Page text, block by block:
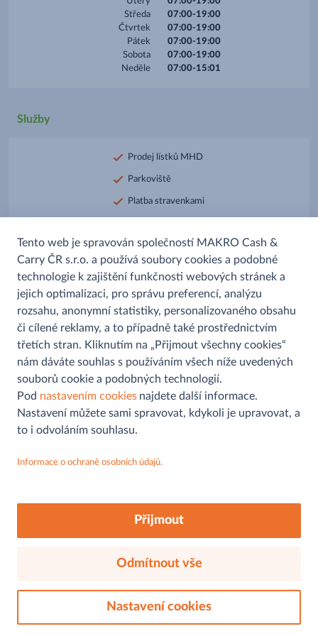
Středa
Čtvrtek
Pátek
Sobota
Neděle
07:00-19:00
07:00-19:00
07:00-19:00
07:00-19:00
07:00-15:01
Služby
Prodej lístků MHD
Parkoviště
Platba stravenkami
Prodej alkoholu
Prodej uzenin
Rozpékané pečivo
Tento web je spravován společností MAKRO Cash &
Carry ČR s.r.o. a používá soubory cookies a podobné
technologie k zajištění funkčnosti webových stránek a
jejich optimalizaci, pro správu preferencí, analýzu
rozsahu, anonymní statistiky, personalizovaného obsahu
či cílené reklamy, a to případně také prostřednictvím
třetích stran. Kliknutím na „Přijmout všechny cookies“
nám dáváte souhlas s používáním všech níže uvedených
souborů cookie a podobných technologií.
Pod nastavením cookies najdete další informace.
Nastavení můžete sami spravovat, kdykoli je upravovat, a
to i odvoláním souhlasu.
Informace o ochraně osobních údajů.
Přijmout
Odmítnout vše
Nastavení cookies
Pomoc a informace
Kontaktní formulář
Můjobchod
Aplikace
Zaměstnání a kariéra
© 2026, mujobchod.cz. Všechna práva vyhrazena.
Ochrana osobních údajů